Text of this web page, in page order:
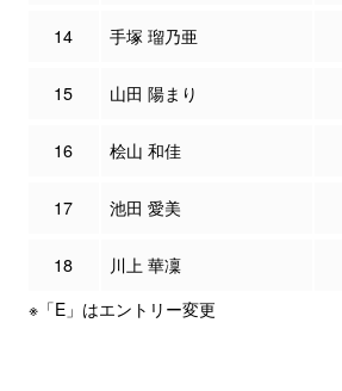
14 手塚 瑠乃亜
15 山田 陽まり
16 桧山 和佳
17 池田 愛美
18 川上 華凜
※「E」はエントリー変更